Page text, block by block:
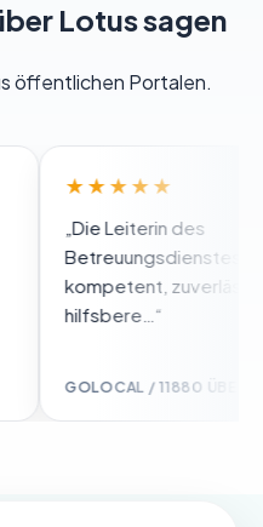
Lotus sagen
öffentlichen Portalen.
★★★★★
„Die Leiterin des
Betreuungsdienstes Frau
kompetent, zuverlässig,
hilfsbere…“
GOLOCAL / 11880 ÜBER